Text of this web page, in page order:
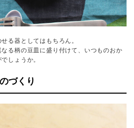
る器としてはもちろん。
る柄の豆皿に盛り付けて、いつものおか
しょうか。
づくり